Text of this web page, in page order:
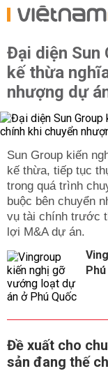
Đại diện Sun
kế thừa
nhượng dự
Sun Group kiến
kế thừa, tiếp tục
trong quá trình
buộc bên chuyển
vụ tài chính trước
lợi M&A dự án.
Đề xuất cho
sản đang thế